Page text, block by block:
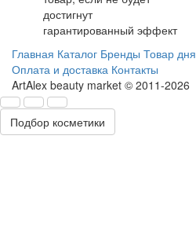
достигнут
гарантированный эффект
Главная Каталог Бренды Товар дня
Оплата и доставка Контакты
ArtAlex beauty market © 2011-2026
Подбор косметики